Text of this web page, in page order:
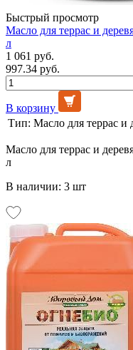
Быстрый просмотр
Масло для террас и
л
1 061 руб.
997.34 руб.
В корзину
Тип: Масло для террас и
Масло для террас и
л
В наличии: 3 шт